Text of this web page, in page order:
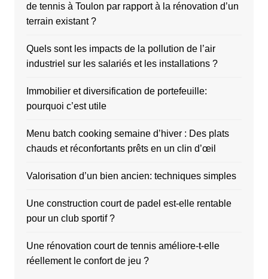
de tennis à Toulon par rapport à la rénovation d’un
terrain existant ?
Quels sont les impacts de la pollution de l’air
industriel sur les salariés et les installations ?
Immobilier et diversification de portefeuille:
pourquoi c’est utile
Menu batch cooking semaine d’hiver : Des plats
chauds et réconfortants prêts en un clin d’œil
Valorisation d’un bien ancien: techniques simples
Une construction court de padel est-elle rentable
pour un club sportif ?
Une rénovation court de tennis améliore-t-elle
réellement le confort de jeu ?